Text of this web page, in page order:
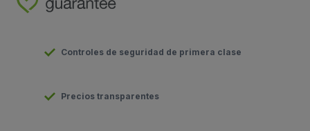
Controles de seguridad de primera clase
Precios transparentes